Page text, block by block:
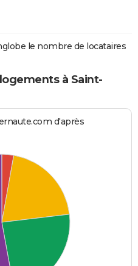
le nombre de locataires
à Saint-
d'après